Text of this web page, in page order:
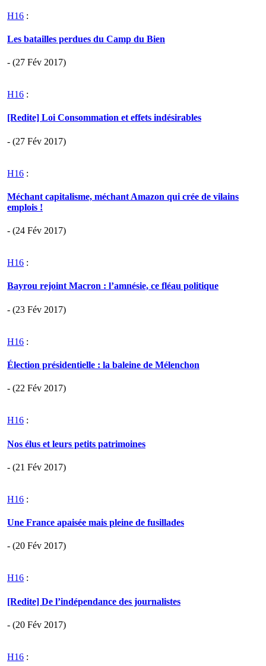
H16 :
Les batailles perdues du Camp du Bien
- (27 Fév 2017)
H16 :
[Redite] Loi Consommation et effets indésirables
- (27 Fév 2017)
H16 :
Méchant capitalisme, méchant Amazon qui crée de vilains
emplois !
- (24 Fév 2017)
H16 :
Bayrou rejoint Macron : l’amnésie, ce fléau politique
- (23 Fév 2017)
H16 :
Élection présidentielle : la baleine de Mélenchon
- (22 Fév 2017)
H16 :
Nos élus et leurs petits patrimoines
- (21 Fév 2017)
H16 :
Une France apaisée mais pleine de fusillades
- (20 Fév 2017)
H16 :
[Redite] De l’indépendance des journalistes
- (20 Fév 2017)
H16 :